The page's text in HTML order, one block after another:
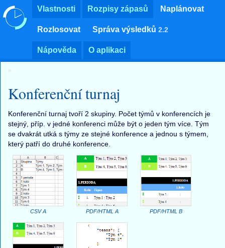
Vlastnosti Rozpisy zápasů Naplánovat
Rozlosovat Správa výsledků 2.2
Nápověda O aplikaci
Konferenční turnaj
Konferenční turnaj tvoří 2 skupiny. Počet týmů v konferencích je
stejný, příp. v jedné konferenci může být o jeden tým více. Tým
se dvakrát utká s týmy ze stejné konference a jednou s týmem,
který patří do druhé konference.
CSV A PDF/HTML A PDF/HTML B